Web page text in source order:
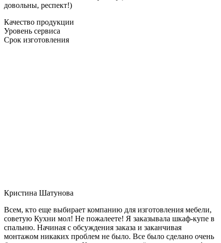
довольны, респект!)
Качество продукции
Уровень сервиса
Срок изготовления
Кристина Шатунова
Всем, кто еще выбирает компанию для изготовления мебели,
советую Кухни мол! Не пожалеете! Я заказывала шкаф-купе в
спальню. Начиная с обсуждения заказа и заканчивая
монтажом никаких проблем не было. Все было сделано очень